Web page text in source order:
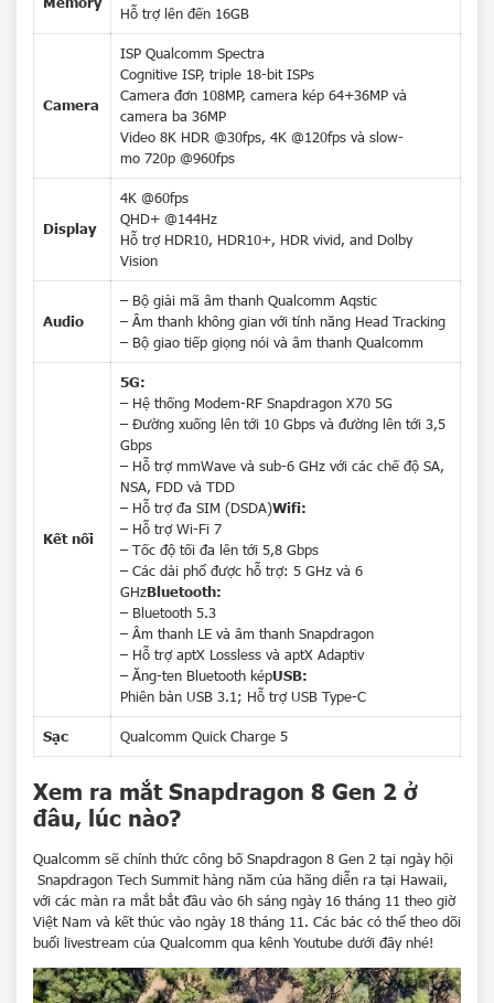
Hỗ trợ lên đến 16GB
Camera
ISP Qualcomm Spectra
Cognitive ISP, triple 18-bit ISPs
Camera đơn 108MP, camera kép 64+36MP và
camera ba 36MP
Video 8K HDR @30fps, 4K @120fps và slow-
mo 720p @960fps
Display
4K @60fps
QHD+ @144Hz
Hỗ trợ HDR10, HDR10+, HDR vivid, and Dolby
Vision
Audio
– Bộ giải mã âm thanh Qualcomm Aqstic
– Âm thanh không gian với tính năng Head Tracking
– Bộ giao tiếp giọng nói và âm thanh Qualcomm
Kết nối
5G:
– Hệ thống Modem-RF Snapdragon X70 5G
– Đường xuống lên tới 10 Gbps và đường lên tới 3,5
Gbps
– Hỗ trợ mmWave và sub-6 GHz với các chế độ SA,
NSA, FDD và TDD
– Hỗ trợ đa SIM (DSDA)Wifi:
– Hỗ trợ Wi-Fi 7
– Tốc độ tối đa lên tới 5,8 Gbps
– Các dải phổ được hỗ trợ: 5 GHz và 6
GHzBluetooth:
– Bluetooth 5.3
– Âm thanh LE và âm thanh Snapdragon
– Hỗ trợ aptX Lossless và aptX Adaptiv
– Ăng-ten Bluetooth képUSB:
Phiên bản USB 3.1; Hỗ trợ USB Type-C
Sạc Qualcomm Quick Charge 5
Xem ra mắt Snapdragon 8 Gen 2 ở
đâu, lúc nào?
Qualcomm sẽ chính thức công bố Snapdragon 8 Gen 2 tại ngày hội
Snapdragon Tech Summit hàng năm của hãng diễn ra tại Hawaii,
với các màn ra mắt bắt đầu vào 6h sáng ngày 16 tháng 11 theo giờ
Việt Nam và kết thúc vào ngày 18 tháng 11. Các bác có thể theo dõi
buổi livestream của Qualcomm qua kênh Youtube dưới đây nhé!
Sản phẩm xem gần nhất
Không có sản phẩm
Hoặc nhập tên để tìm kiếm